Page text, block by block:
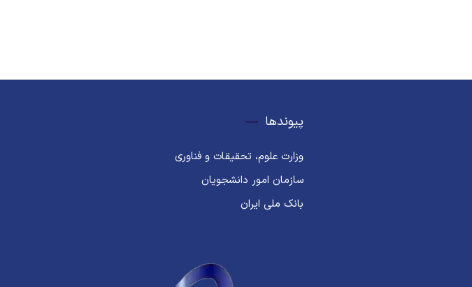
پیوندها
وزارت علوم، تحقیقات و فناوری
سازمان امور دانشجویان
بانک ملی ایران